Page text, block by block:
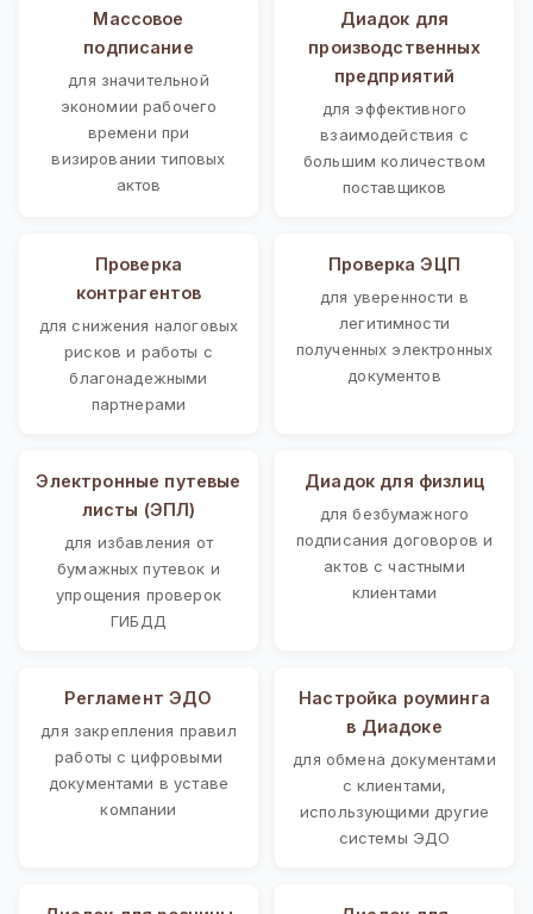
Массовое
подписание
для значительной
экономии рабочего
времени при
визировании типовых
актов
Диадок для
производственных
предприятий
для эффективного
взаимодействия с
большим количеством
поставщиков
Проверка
контрагентов
для снижения налоговых
рисков и работы с
благонадежными
партнерами
Проверка ЭЦП
для уверенности в
легитимности
полученных электронных
документов
Электронные путевые
листы (ЭПЛ)
для избавления от
бумажных путевок и
упрощения проверок
ГИБДД
Диадок для физлиц
для безбумажного
подписания договоров и
актов с частными
клиентами
Регламент ЭДО
для закрепления правил
работы с цифровыми
документами в уставе
компании
Настройка роуминга
в Диадоке
для обмена документами
с клиентами,
использующими другие
системы ЭДО